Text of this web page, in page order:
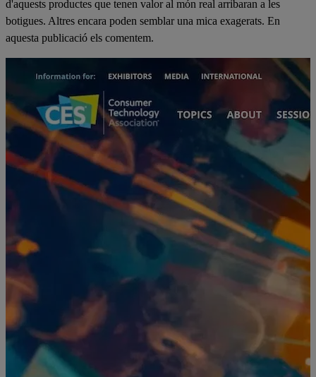
d'aquests productes que tenen valor al món real arribaran a les
botigues. Altres encara poden semblar una mica exagerats. En
aquesta publicació els comentem.